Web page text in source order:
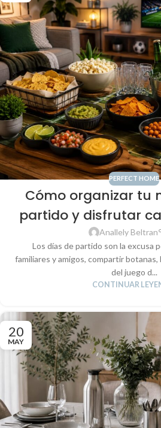
PERFECT HOME
Cómo organizar tu
partido y disfrutar
con
Anallely Beltran
Los días de partido son la excusa
familiares y amigos, compartir botanas,
del juego d...
CONTINUAR
20
MAY